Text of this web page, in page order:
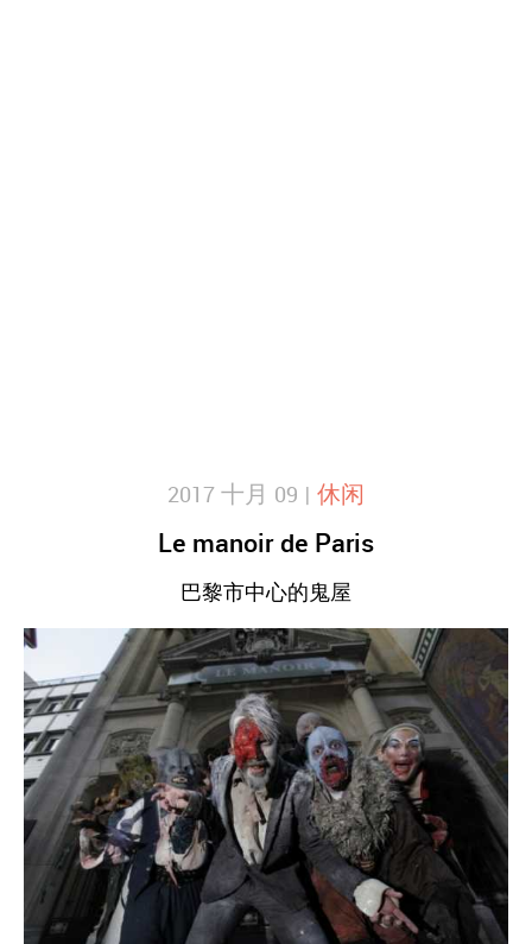
2017 十月 09 | 休闲
Le manoir de Paris
巴黎市中心的鬼屋